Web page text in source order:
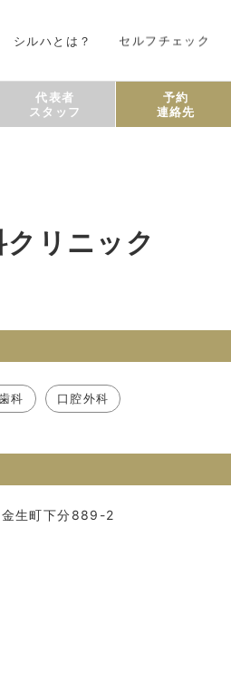
シルハとは？ セルフチェック
代表者
スタッフ
予約
連絡先
リニック
科 口腔外科
生町下分889-2